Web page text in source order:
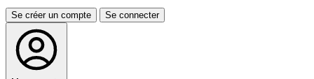
Se créer un compte Se connecter